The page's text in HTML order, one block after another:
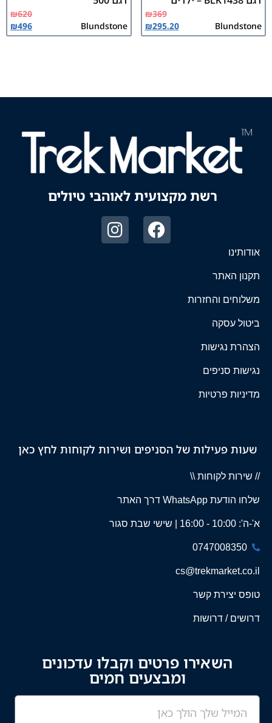
Blundstone
₪369
₪295.20
Blundstone
₪620
₪496
רשת מקצועית לאוהבי טיולים
אודותינו
תקנון האתר
משלוחים והחזרות
ביטול עסקה
הצהרת נגישות
נגישות סניפים
מדיניות פרטיות
שעות פעילות של הסניפים ושירות לקוחות לחץ כאן
// שירות לקוחות \\
שלחו הודעת WhatsApp דרך האתר
א'-ה': 10:00 - 16:00 | שישי שבת סגור
0747008350
cs@trekmarket.co.il
טופס יצירת קשר
דרושים / דרושות
השאירו פרטים וקבלו עדכונים
ומבצעים חמים